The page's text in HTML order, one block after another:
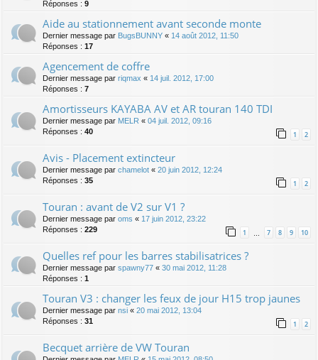
Réponses : 9
Aide au stationnement avant seconde monte
Dernier message par BugsBUNNY « 14 août 2012, 11:50
Réponses : 17
Agencement de coffre
Dernier message par riqmax « 14 juil. 2012, 17:00
Réponses : 7
Amortisseurs KAYABA AV et AR touran 140 TDI
Dernier message par MELR « 04 juil. 2012, 09:16
Réponses : 40 1 2
Avis - Placement extincteur
Dernier message par chamelot « 20 juin 2012, 12:24
Réponses : 35 1 2
Touran : avant de V2 sur V1 ?
Dernier message par oms « 17 juin 2012, 23:22
Réponses : 229 1 … 7 8 9 10
Quelles ref pour les barres stabilisatrices ?
Dernier message par spawny77 « 30 mai 2012, 11:28
Réponses : 1
Touran V3 : changer les feux de jour H15 trop jaunes
Dernier message par nsi « 20 mai 2012, 13:04
Réponses : 31 1 2
Becquet arrière de VW Touran